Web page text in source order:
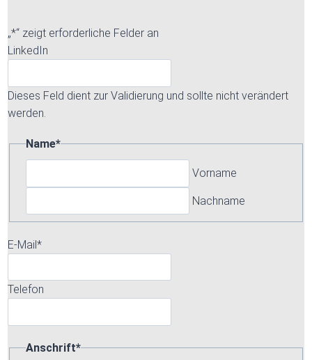
„*“ zeigt erforderliche Felder an
LinkedIn
Dieses Feld dient zur Validierung und sollte nicht verändert
werden.
Name*
Vorname
Nachname
E-Mail*
Telefon
Anschrift*